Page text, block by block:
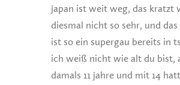
japan ist weit weg, das kratzt
diesmal nicht so sehr, und
ist so ein supergau bereits in
ich weiß nicht wie alt du bist,
damals 11 jahre und mit 14